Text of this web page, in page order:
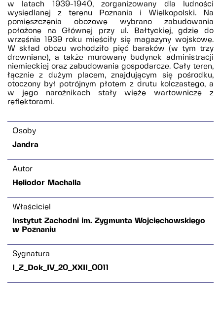
Osoby
Jandra
Autor
Heliodor Machalla
Właściciel
Instytut Zachodni im. Zygmunta Wojciechowskiego
w Poznaniu
Sygnatura
I_Z_Dok_IV_20_XXII_0011
w latach 1939-1940, zorganizowany dla ludności
wysiedlanej z terenu Poznania i Wielkopolski. Na
pomieszczenia obozowe wybrano zabudowania
położone na Głównej przy ul. Bałtyckiej, gdzie do
września 1939 roku mieściły się magazyny wojskowe.
W skład obozu wchodziło pięć baraków (w tym trzy
drewniane), a także murowany budynek administracji
niemieckiej oraz zabudowania gospodarcze. Cały teren,
łącznie z dużym placem, znajdującym się pośrodku,
otoczony był potrójnym płotem z drutu kolczastego, a
w jego narożnikach stały wieże wartownicze z
reflektorami.